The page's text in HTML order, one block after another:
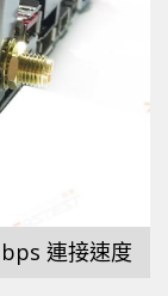
連接速度